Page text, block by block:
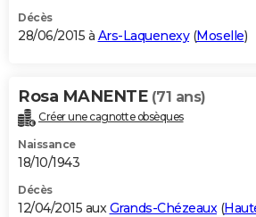
Décès
28/06/2015 à Ars-Laquenexy(Moselle)
Rosa MANENTE (71 ans)
Créer une cagnotte obsèques
Naissance
18/10/1943
Décès
12/04/2015 auxGrands-Chézeaux(